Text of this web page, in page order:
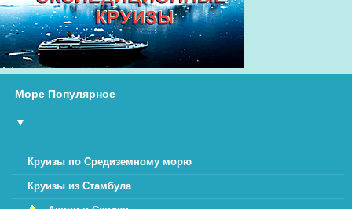
Море Популярное
▼
Круизы по Средиземному морю
Круизы из Стамбула